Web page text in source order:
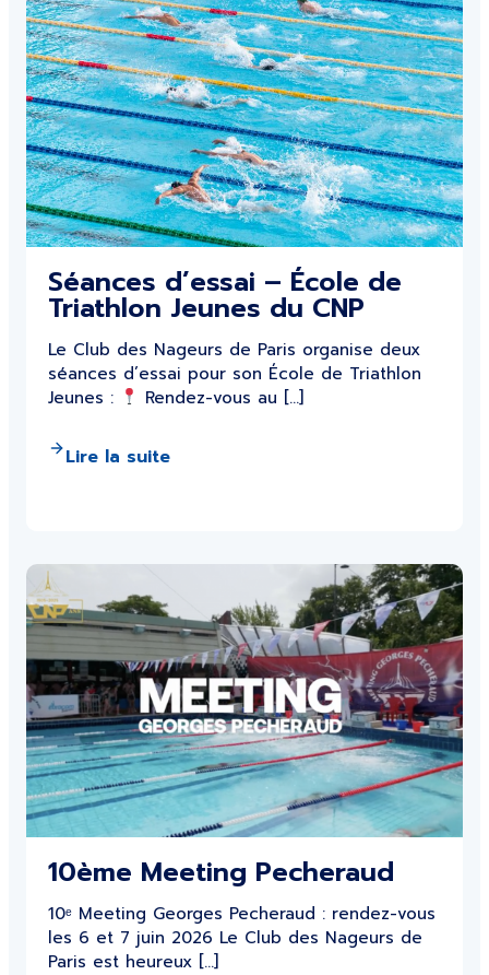
Séances d’essai – École de
Triathlon Jeunes du CNP
Le Club des Nageurs de Paris organise deux
séances d’essai pour son École de Triathlon
Jeunes :
Rendez-vous au […]
Lire la suite
10ème Meeting Pecheraud
10ᵉ Meeting Georges Pecheraud : rendez-vous
les 6 et 7 juin 2026 Le Club des Nageurs de
Paris est heureux […]